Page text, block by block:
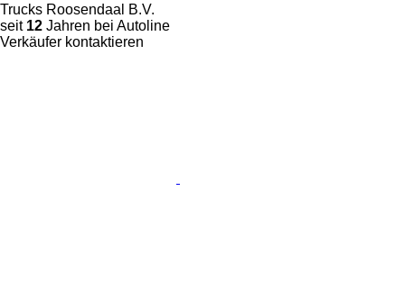
Trucks Roosendaal B.V.
seit 12 Jahren bei Autoline
Verkäufer kontaktieren